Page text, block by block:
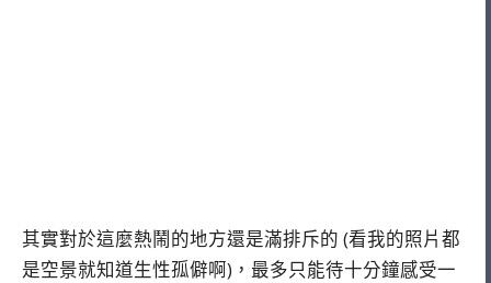
其實對於這麼熱鬧的地方還是滿排斥的 (看我的照片都
是空景就知道生性孤僻啊)，最多只能待十分鐘感受一